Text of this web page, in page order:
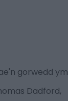
gorwedd ym
Dadford,